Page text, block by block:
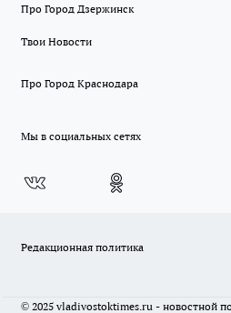
Про Город Дзержинск
Твои Новости
Про Город Краснодара
Мы в социальных сетях
Редакционная политика
© 2025 vladivostoktimes.ru - новостной